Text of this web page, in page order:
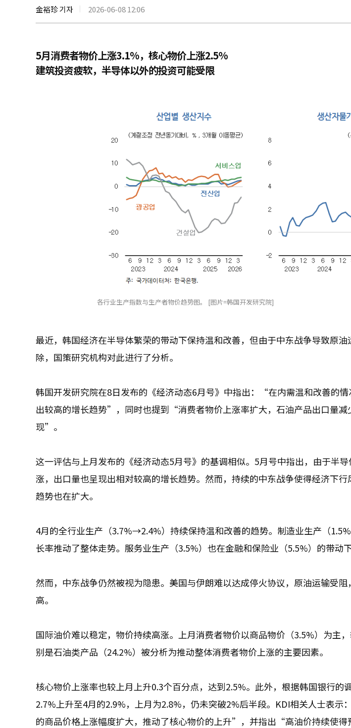
金裕珍 기자 2026-06-08 12:06
5月消费者物价上涨3.1%，核心物价上涨2.5%
建筑投资疲软，半导体以外的投资可能受限
各行业生产指数与生产者物价趋势图。 [图片=韩国开发研究院]
最近，韩国经济在半导体繁荣的带动下保持温和改善，但由于中东战争导致原
除，国策研究机构对此进行了分析。
韩国开发研究院在8日发布的《经济动态6月号》中指出：“在内需温和改善的
出较高的增长趋势”，同时也提到“消费者物价上涨率扩大，石油产品出口量减
现”。
这一评估与上月发布的《经济动态5月号》的基调相似。5月号中指出，由于半
涨，出口量也呈现出相对较高的增长趋势。然而，持续的中东战争使得经济下
趋势也在扩大。
4月的全行业生产（3.7%→2.4%）持续保持温和改善的趋势。制造业生产（
长率推动了整体走势。服务业生产（3.5%）也在金融和保险业（5.5%）的带动下
然而，中东战争仍然被视为隐患。美国与伊朗难以达成停火协议，原油运输受
高。
国际油价难以稳定，物价持续高涨。上月消费者物价以商品物价（3.5%）为主
别是石油类产品（24.2%）被分析为推动整体消费者物价上涨的主要因素。
核心物价上涨率也较上月上升0.3个百分点，达到2.5%。此外，根据韩国银行的
2.7%上升至4月的2.9%，上月为2.8%，仍未突破2%后半段。KDI相关人士表
的商品价格上涨幅度扩大，推动了核心物价的上升”，并指出“高油价持续使得